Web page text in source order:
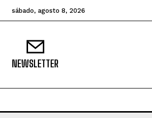
sábado, agosto 8, 2026
NEWSLETTER